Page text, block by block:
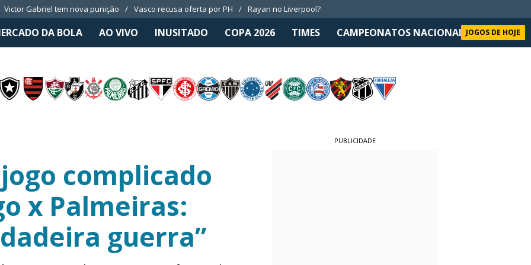
Victor Gabriel tem nova punição Vasco recusa oferta por PH Rayan no Liverpool?
DA BOLA AO VIVO INUSITADO COPA 2026 TIMES CAMPEONATOS NACIONAIS SELEÇÃO
JOGOS DE HOJE
complicado
x Palmeiras:
guerra”
PUBLICIDADE